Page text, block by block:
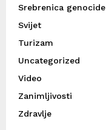
Srebrenica genocide
Svijet
Turizam
Uncategorized
Video
Zanimljivosti
Zdravlje